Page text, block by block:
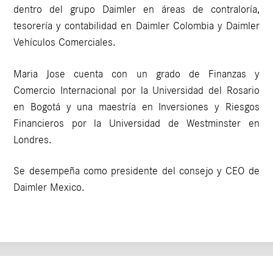
dentro del grupo Daimler en áreas de contraloría,
tesorería y contabilidad en Daimler Colombia y Daimler
Vehículos Comerciales.
Maria Jose cuenta con un grado de Finanzas y
Comercio Internacional por la Universidad del Rosario
en Bogotá y una maestría en Inversiones y Riesgos
Financieros por la Universidad de Westminster en
Londres.
Se desempeña como presidente del consejo y CEO de
Daimler Mexico.